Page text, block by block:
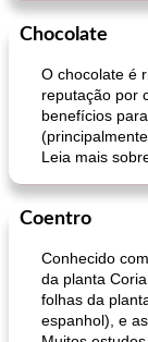
Chocolate
O chocolate é
reputação por
benefícios
Leia mais
Coentro
Conhecido
da planta
folhas da
espanhol), e